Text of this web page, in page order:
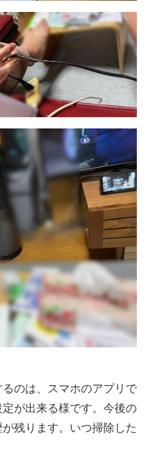
のは、スマホのアプリで
が出来る様です。今後の
残ります。いつ掃除した